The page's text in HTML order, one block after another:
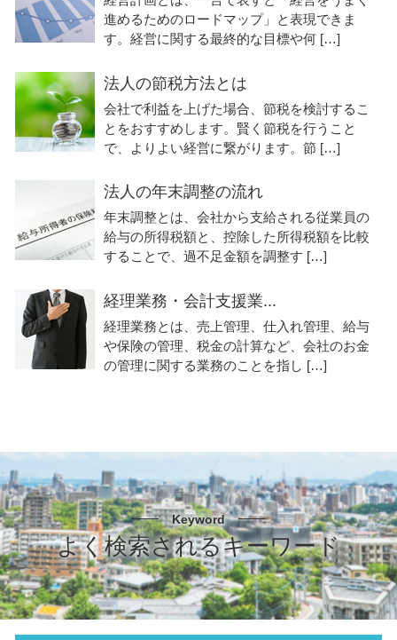
進めるためのロードマップ」と表現できま
す。経営に関する最終的な目標や何 […]
法人の節税方法とは
会社で利益を上げた場合、節税を検討するこ
とをおすすめします。賢く節税を行うこと
で、よりよい経営に繋がります。節 […]
法人の年末調整の流れ
年末調整とは、会社から支給される従業員の
給与の所得税額と、控除した所得税額を比較
することで、過不足金額を調整す […]
経理業務・会計支援業...
経理業務とは、売上管理、仕入れ管理、給与
や保険の管理、税金の計算など、会社のお金
の管理に関する業務のことを指し […]
Keyword
よく検索されるキーワード